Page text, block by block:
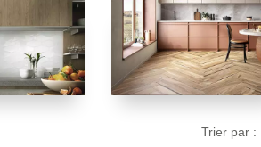
Trier par :